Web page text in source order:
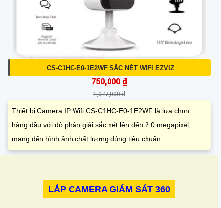
CS-C1HC-E0-1E2WF SẮC NÉT WIFI EZVIZ
750,000 ₫
1,077,000 ₫
Thiết bị Camera IP Wifi CS-C1HC-E0-1E2WF là lựa chọn
hàng đầu với độ phân giải sắc nét lên đến 2.0 megapixel,
mang đến hình ảnh chất lượng đúng tiêu chuẩn
LẮP CAMERA GIÁM SÁT 360